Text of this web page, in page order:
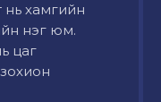
хамгийн
нэг юм.
цаг